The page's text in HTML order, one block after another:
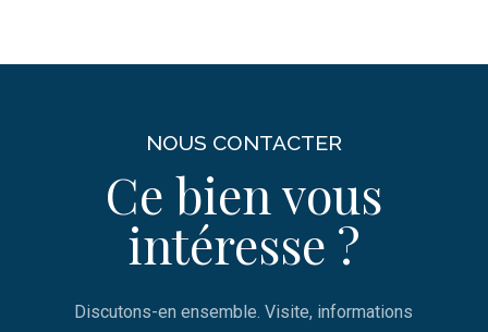
NOUS CONTACTER
Ce bien vous
intéresse ?
Discutons-en ensemble. Visite, informations